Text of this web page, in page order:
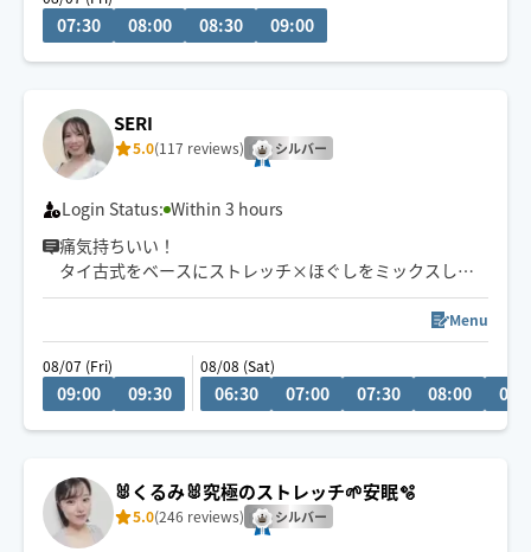
•整体院で培ってきた横向き施術で
•海外と都内の２拠点で生活中✈︎
移動疲れのお身体、共感度高めです😮‍💨
🔰お任せ下さいQ&A💬
チャット6-23pm10分内○
今年は8月上旬で活動〆🙏
07:30 08:00 08:30 09:00
SERI
5.0(117 reviews) シルバー
Login Status: Within 3 hours
痛気持ちいい！
タイ古式をベースにストレッチ×ほぐしをミックスした
施術になります🙆‍♀️
Menu
08/07 (Fri)
09:00 09:30
08/08 (Sat)
06:30 07:00 07:30 08:00
🐰くるみ🐰究極のストレッチ🌱安眠🫧
5.0(246 reviews) シルバー